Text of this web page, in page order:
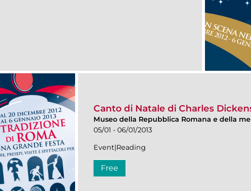
Canto di Natale di Charles
Museo della Repubblica Romana e della
05/01 - 06/01/2013
Event|Reading
Free